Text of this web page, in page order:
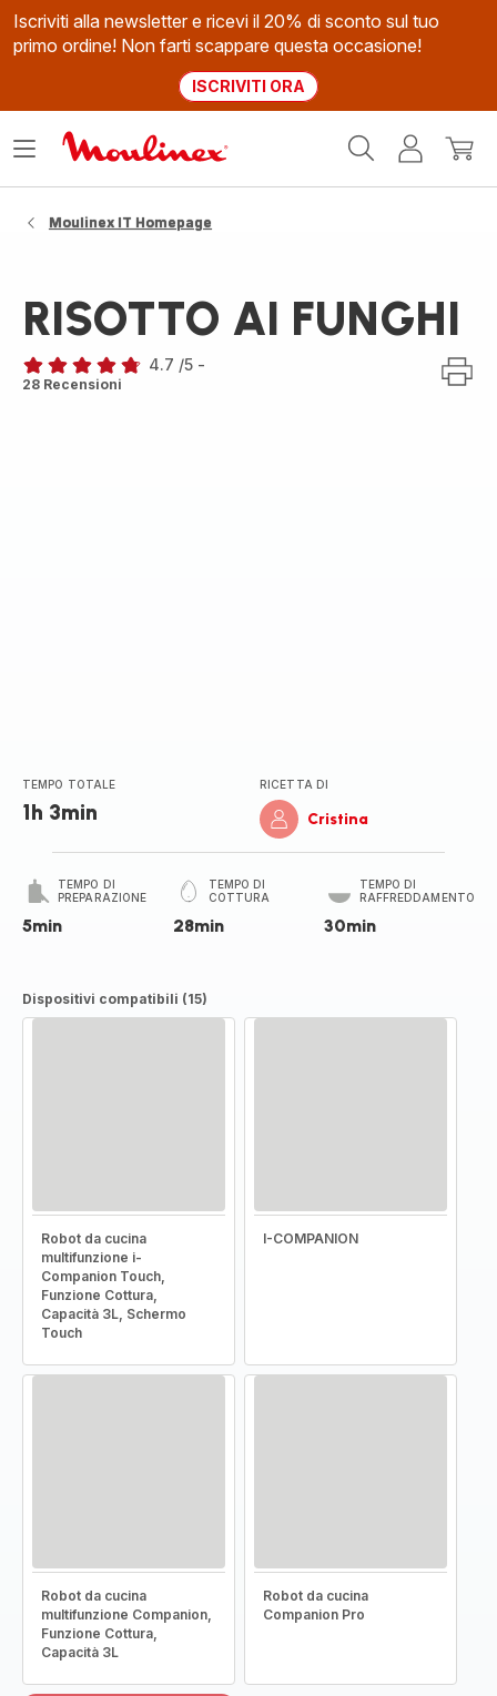
Iscriviti alla newsletter e ricevi il 20% di sconto sul tuo
primo ordine! Non farti scappare questa occasione!
ISCRIVITI ORA
Il
Apri
Moulinex IT Homepage
RISOTTO AI FUNGHI
ratings.4.7
4.7 /5 -
28 Recensioni
TEMPO TOTALE
1h 3min
RICETTA DI
Cristina
TEMPO DI
PREPARAZIONE
5min
TEMPO DI
COTTURA
28min
TEMPO DI
RAFFREDDAMENTO
30min
Dispositivi compatibili (15)
Robot da cucina
multifunzione i-
Companion Touch,
Funzione Cottura,
Capacità 3L, Schermo
Touch
I-COMPANION
Robot da cucina
multifunzione Companion,
Funzione Cottura,
Capacità 3L
Robot da cucina
Companion Pro